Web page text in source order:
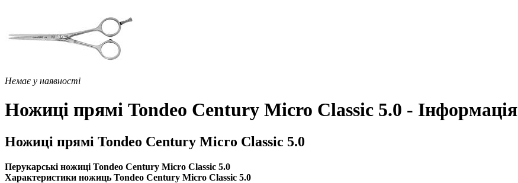
Немає у наявності
Ножиці прямі Tondeo Century Micro Classic 5.0 - Інформація
Ножиці прямі Tondeo Century Micro Classic 5.0
Перукарські ножиці Tondeo Century Micro Classic 5.0
Характеристики ножиць Tondeo Century Micro Classic 5.0